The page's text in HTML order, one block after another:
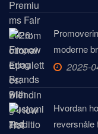
moderne
2025-
Hvordan
reversnåle